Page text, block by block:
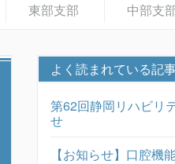
東部支部 中部支
よく読まれている記
第62回静岡リハビリ
せ
【お知らせ】口腔機